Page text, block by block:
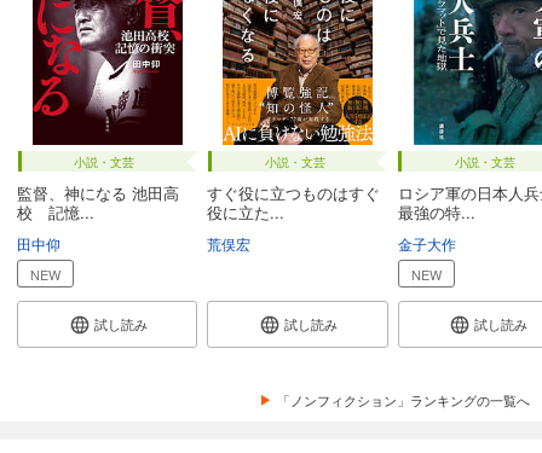
小説・文芸
監督、神になる 池田高
校 記憶...
田中仰
NEW
試し読み
小説・文芸
すぐ役に立つものはすぐ
役に立た...
荒俣宏
試し読み
小説・文芸
ロシア軍の日本人
最強の特...
金子大作
NEW
試し読み
「ノンフィクション」ランキングの一覧へ